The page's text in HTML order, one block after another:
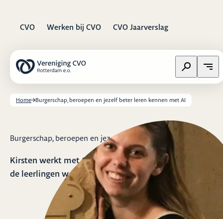
CVO Werken bij CVO CVO Jaarverslag
Zoeken op
Home Burgerschap, beroepen en jezelf beter leren kennen met AI
Burgerschap, beroepen en jezelf beter leren kennen met AI
Kirsten werkt met ChatGPT in de klas om het denken
de leerlingen weer aan te zetten.